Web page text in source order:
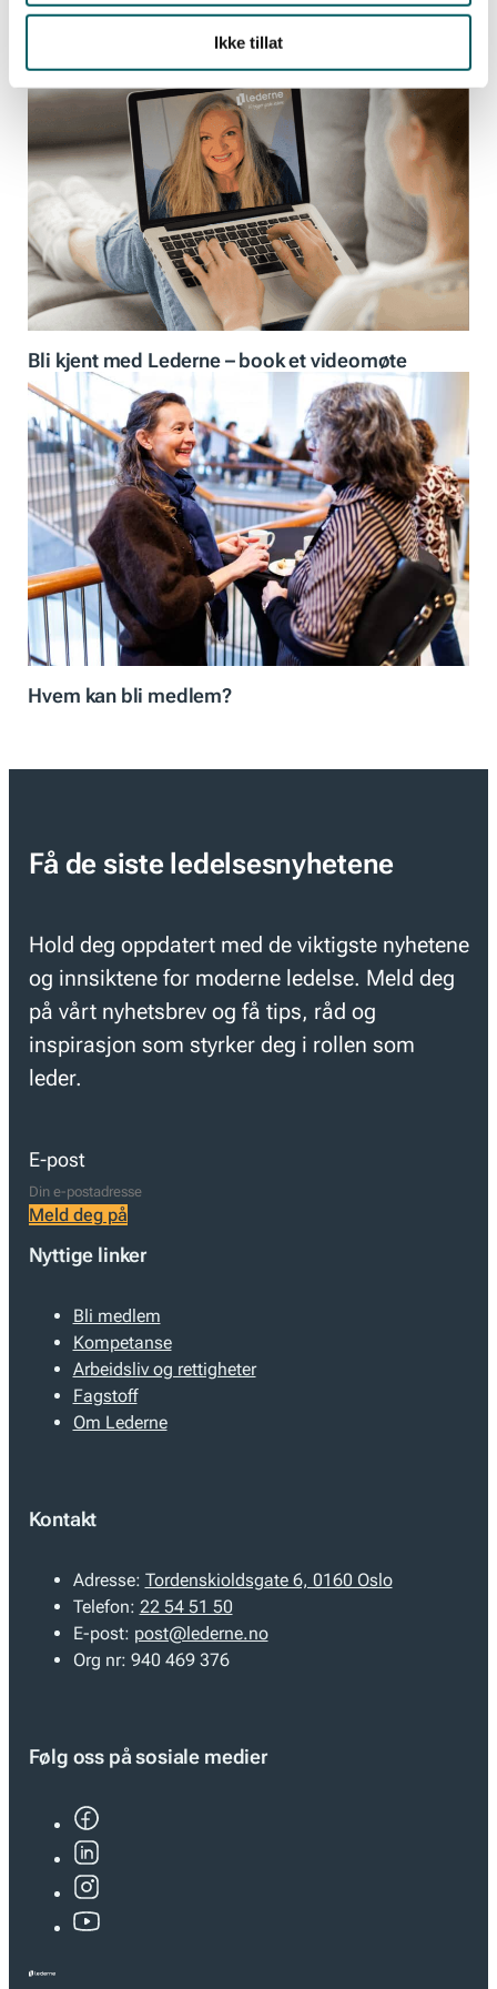
Ikke tillat
Hvorfor være medlem?
Bli kjent med Lederne – book et videomøte
Hvem kan bli medlem?
Få de siste ledelsesnyhetene
Hold deg oppdatert med de viktigste nyhetene
og innsiktene for moderne ledelse. Meld deg
på vårt nyhetsbrev og få tips, råd og
inspirasjon som styrker deg i rollen som
leder.
E-post
Meld deg på
Nyttige linker
Bli medlem
Kompetanse
Arbeidsliv og rettigheter
Fagstoff
Om Lederne
Kontakt
Adresse: Tordenskioldsgate 6, 0160 Oslo
Telefon: 22 54 51 50
E-post: post@lederne.no
Org nr: 940 469 376
Følg oss på sosiale medier